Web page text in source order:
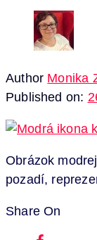
Author Monika
Published on:
Obrázok
pozadí,
Share On